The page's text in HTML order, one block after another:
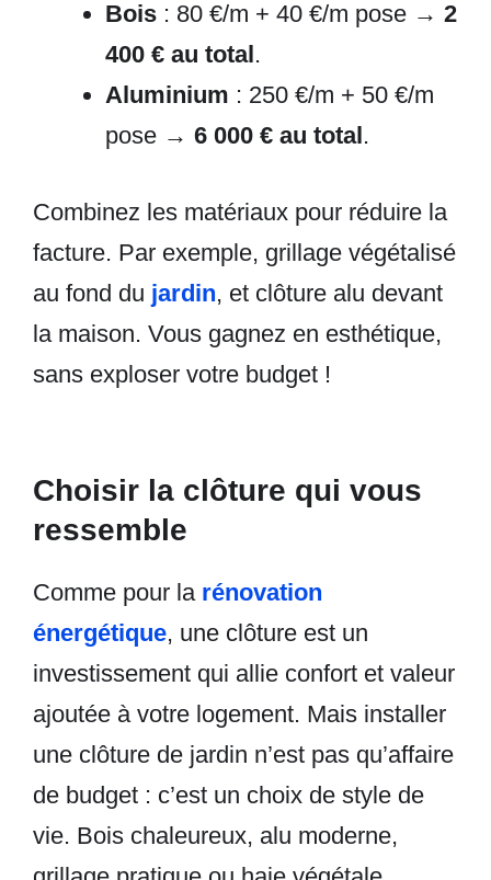
Bois : 80 €/m + 40 €/m pose → 2
400 € au total.
Aluminium : 250 €/m + 50 €/m
pose → 6 000 € au total.
Combinez les matériaux pour réduire la
facture. Par exemple, grillage végétalisé
au fond du jardin, et clôture alu devant
la maison. Vous gagnez en esthétique,
sans exploser votre budget !
Choisir la clôture qui vous
ressemble
Comme pour la rénovation
énergétique, une clôture est un
investissement qui allie confort et valeur
ajoutée à votre logement. Mais installer
une clôture de jardin n’est pas qu’affaire
de budget : c’est un choix de style de
vie. Bois chaleureux, alu moderne,